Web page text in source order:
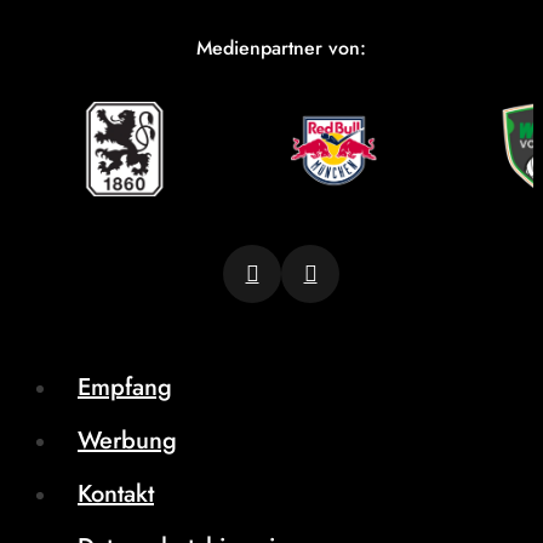
Medienpartner von:
Empfang
Werbung
Kontakt